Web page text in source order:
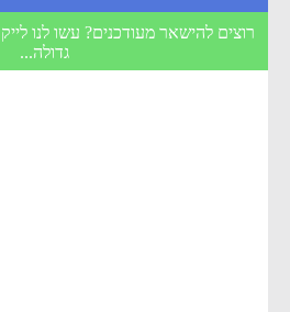
רוצים להישאר מעודכנים? עשו לנו
גדולה...